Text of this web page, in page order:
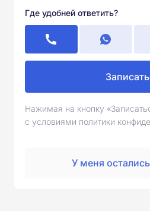
Где удобней ответить?
Нажимая на кнопку
с условиями политики
У меня